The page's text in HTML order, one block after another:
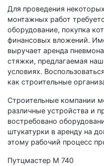
Для проведения
монтажных работ
оборудование, покупка
финансовых вложений.
выручает аренда
стяжки, предлагаемая
условиях.
как строительные
Строительные компании
различные устройства и
востребовано
штукатурки в аренду на
этому рабочий процесс
Путцмастер М 740